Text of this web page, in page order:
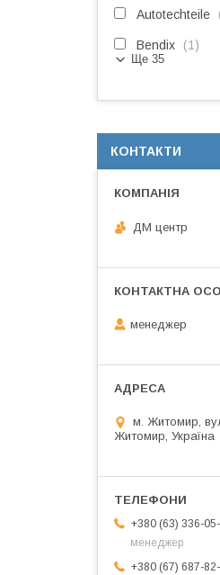
Autotechteile
Bendix 1
Ще 35
КОНТАКТИ
ДМ центр
менеджер
м. Житомир,
Житомир, Україна
+380 (63) 336-
менеджер
+380 (67) 687-